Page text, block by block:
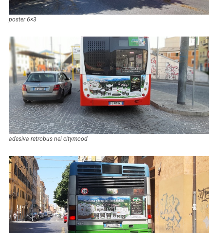
poster 6×3
adesiva retrobus nei citymood